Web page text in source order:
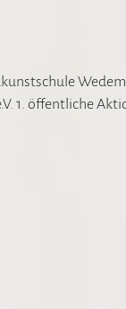
1. öffentliche